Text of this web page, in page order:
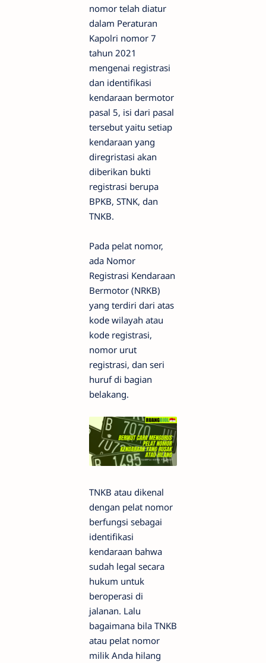
nomor telah diatur
dalam Peraturan
Kapolri nomor 7
tahun 2021
mengenai registrasi
dan identifikasi
kendaraan bermotor
pasal 5, isi dari pasal
tersebut yaitu setiap
kendaraan yang
diregristasi akan
diberikan bukti
registrasi berupa
BPKB, STNK, dan
TNKB.
Pada pelat nomor,
ada Nomor
Registrasi Kendaraan
Bermotor (NRKB)
yang terdiri dari atas
kode wilayah atau
kode registrasi,
nomor urut
registrasi, dan seri
huruf di bagian
belakang.
TNKB atau dikenal
dengan pelat nomor
berfungsi sebagai
identifikasi
kendaraan bahwa
sudah legal secara
hukum untuk
beroperasi di
jalanan. Lalu
bagaimana bila TNKB
atau pelat nomor
milik Anda hilang